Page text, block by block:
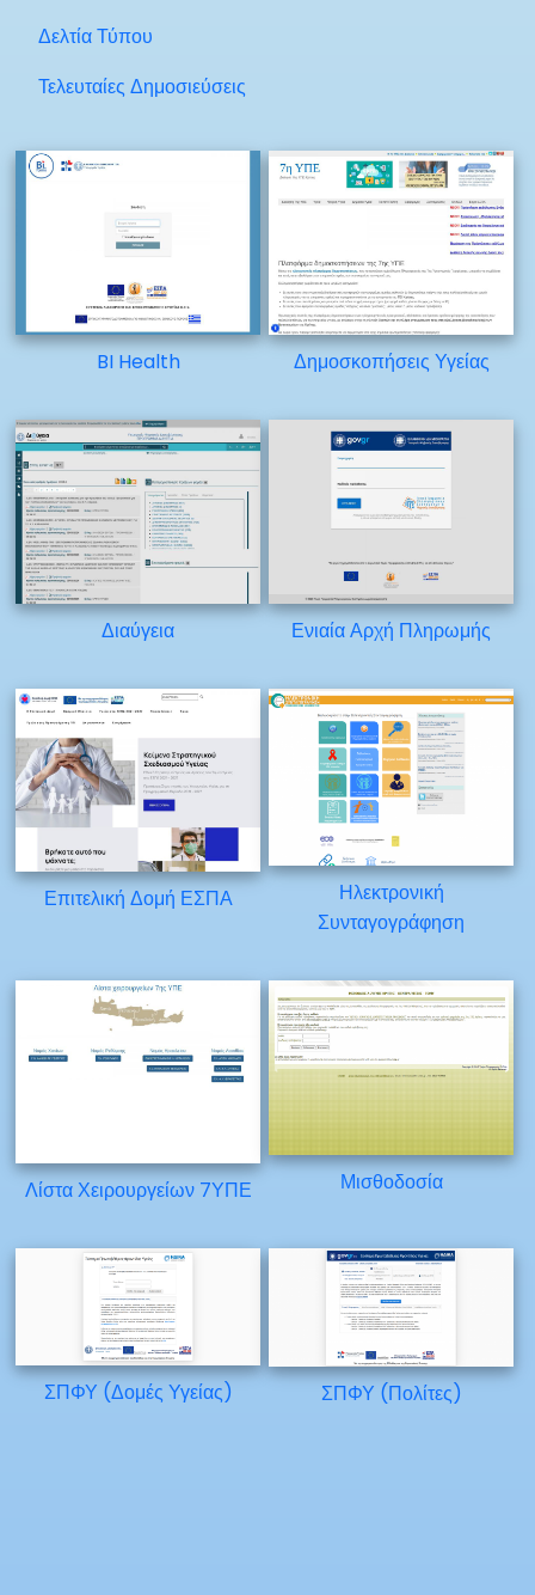
Δελτία Τύπου
Τελευταίες Δημοσιεύσεις
BI Health Δημοσκοπήσεις Υγείας
Διαύγεια Ενιαία Αρχή Πληρωμής
Επιτελική Δομή ΕΣΠΑ
Ηλεκτρονική
Συνταγογράφηση
Λίστα Χειρουργείων 7ΥΠΕ Μισθοδοσία
ΣΠΦΥ (Δομές Υγείας) ΣΠΦΥ (Πολίτες)